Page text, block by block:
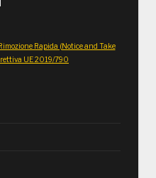
Rapida (Notice and Take
UE 2019/790